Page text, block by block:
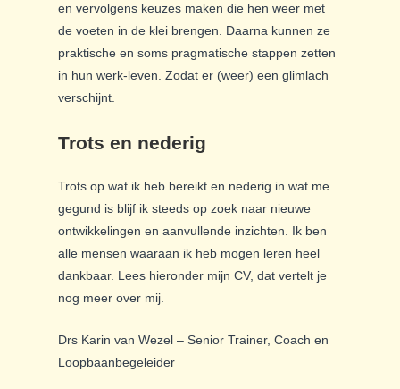
en vervolgens keuzes maken die hen weer met
de voeten in de klei brengen. Daarna kunnen ze
praktische en soms pragmatische stappen zetten
in hun werk-leven. Zodat er (weer) een glimlach
verschijnt.
Trots en nederig
Trots op wat ik heb bereikt en nederig in wat me
gegund is blijf ik steeds op zoek naar nieuwe
ontwikkelingen en aanvullende inzichten. Ik ben
alle mensen waaraan ik heb mogen leren heel
dankbaar. Lees hieronder mijn CV, dat vertelt je
nog meer over mij.
Drs Karin van Wezel – Senior Trainer, Coach en
Loopbaanbegeleider